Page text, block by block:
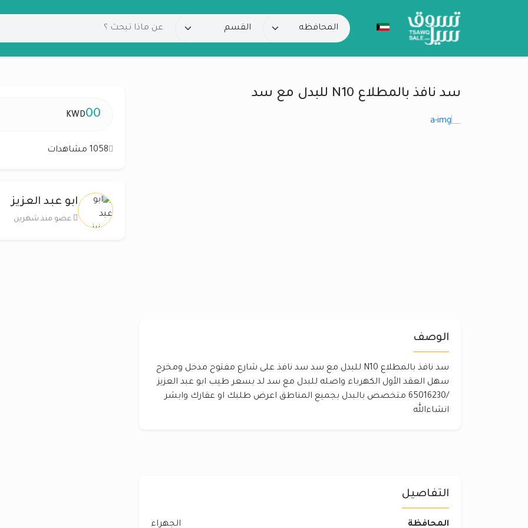
سد نافذ بالمطلاع N10 للبدل مع سد
الوصف
سد نافذ بالمطلاع N10 للبدل مع سد سد نافذ على شارع مفتوح مدخل ومخرج
سهل العقد الأول الكهرباء واصله للبدل مع سد لد بسعر طيب ابو عبد العزيز
/65016230 متخصص بالبدل بجميع المناطق اعرض طلبك او عقارك وابشر
انشاءالله
00
KWD
1058 مشاهدات
ابو عبد العزيز
عضو منذ شهرين
التفاصيل
المحافظة الجهراء